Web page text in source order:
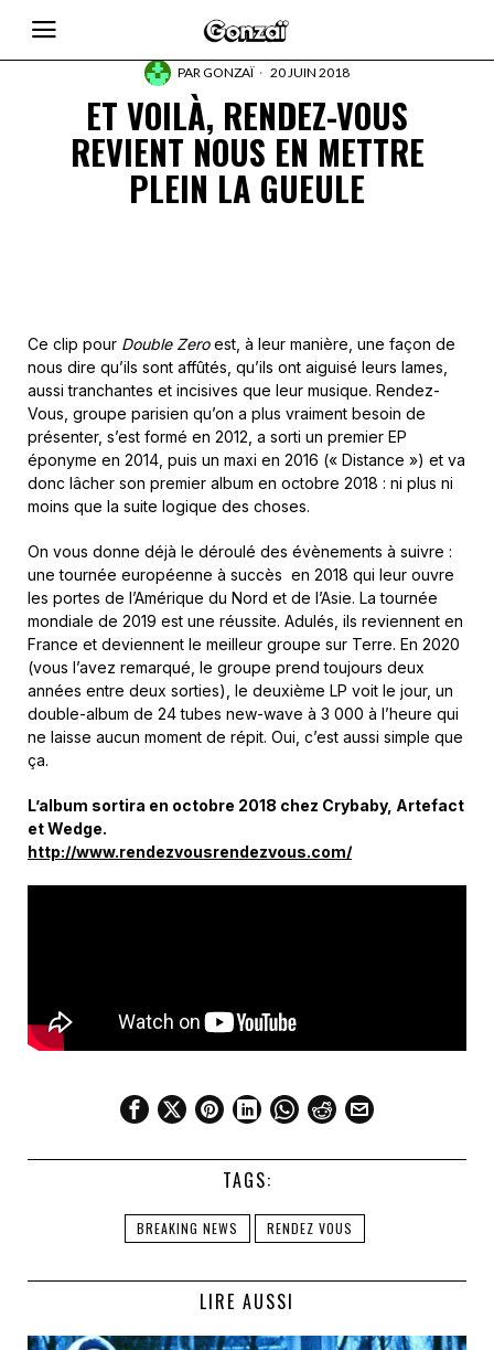
PARGONZAÏ 20 JUIN 2018
ET VOILÀ, RENDEZ-VOUS
REVIENT NOUS EN METTRE
PLEIN LA GUEULE
Ce clip pour Double Zeroest, à leur manière, une façon de
nous dire qu’ils sont affûtés, qu’ils ont aiguisé leurs lames,
aussi tranchantes et incisives que leur musique. Rendez-
Vous, groupe parisien qu’on a plus vraiment besoin de
présenter, s’est formé en 2012, a sorti un premier EP
éponyme en 2014, puis un maxi en 2016 (« Distance ») et va
donc lâcher son premier album en octobre 2018 : ni plus ni
moins que la suite logique des choses.
On vous donne déjà le déroulé des évènements à suivre :
une tournée européenne à succès en 2018 qui leur ouvre
les portes de l’Amérique du Nord et de l’Asie. La tournée
mondiale de 2019 est une réussite. Adulés, ils reviennent en
France et deviennent le meilleur groupe sur Terre. En 2020
(vous l’avez remarqué, le groupe prend toujours deux
années entre deux sorties), le deuxième LP voit le jour, un
double-album de 24 tubes new-wave à 3 000 à l’heure qui
ne laisse aucun moment de répit. Oui, c’est aussi simple que
ça.
L’album sortira en octobre 2018 chez Crybaby, Artefact
et Wedge.
http://www.rendezvousrendezvous.com/
TAGS:
BREAKING NEWS RENDEZ VOUS
LIRE AUSSI